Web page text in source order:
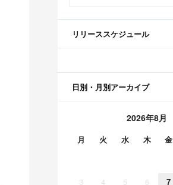
リリーススケジュール
日別・月別アーカイブ
2026年8月
月 火 水 木 金
3
4 5 6 7